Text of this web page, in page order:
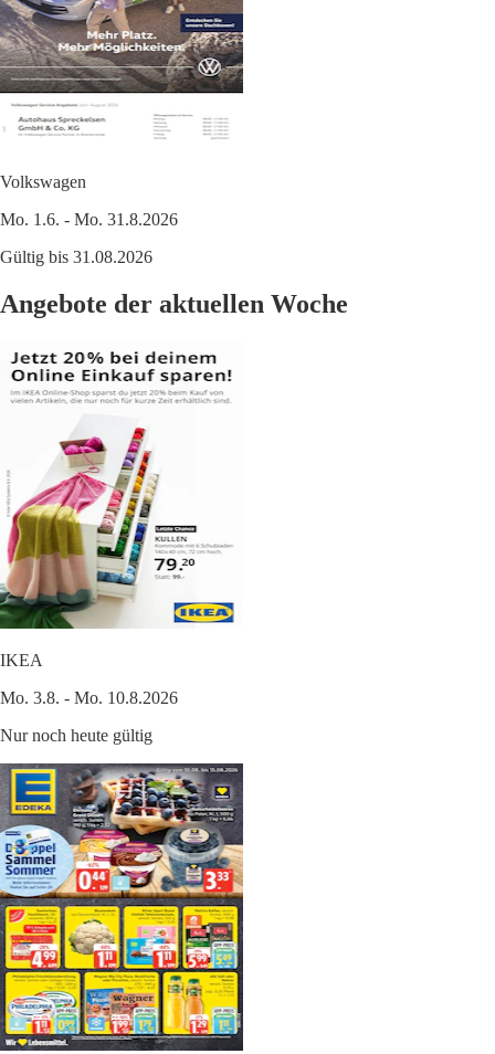
Volkswagen
Mo. 1.6. - Mo. 31.8.2026
Gültig bis 31.08.2026
Angebote der aktuellen Woche
IKEA
Mo. 3.8. - Mo. 10.8.2026
Nur noch heute gültig